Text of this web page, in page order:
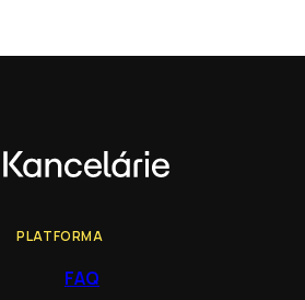
PLATFORMA
FAQ